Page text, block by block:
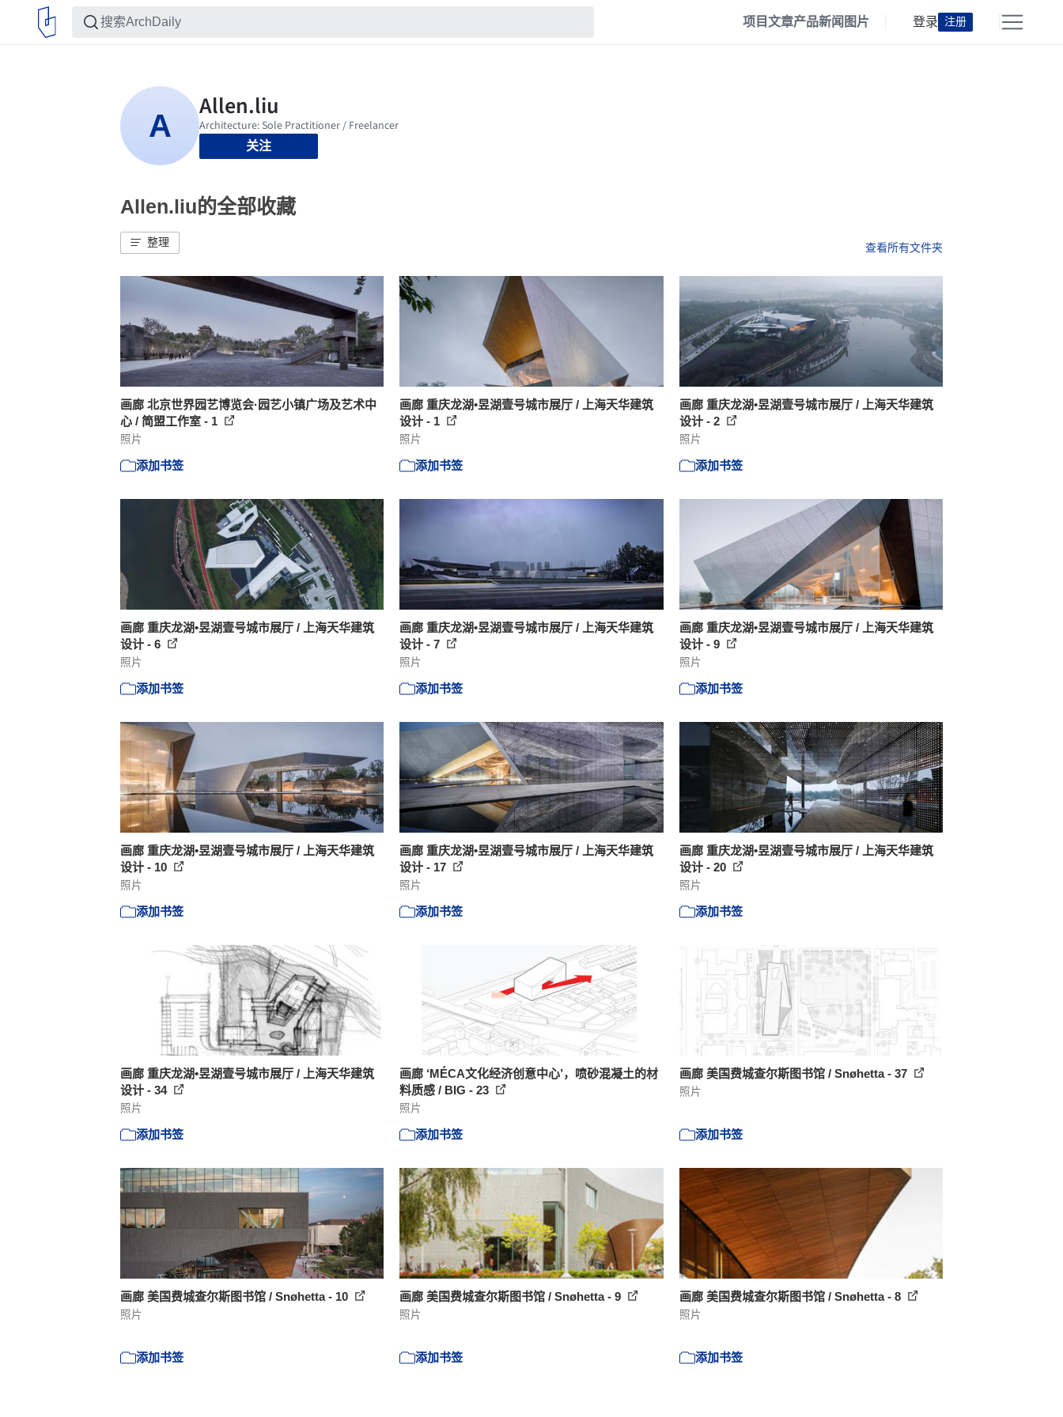
项目文章产品新闻 图片 登录 注册
关注
Allen.liu的全部收藏
整理 查看所有文件夹
画廊 北京世界园艺博览会·园艺小镇广场及艺术中
心 / 简盟工作室 - 1
照片
添加书签
画廊 重庆龙湖•昱湖壹号城市展厅 / 上海天华建筑
设计 - 1
照片
添加书签
画廊 重庆龙湖•昱湖壹号城市展厅 / 上海天华建筑
设计 - 2
照片
添加书签
画廊 重庆龙湖•昱湖壹号城市展厅 / 上海天华建筑
设计 - 6
照片
添加书签
画廊 重庆龙湖•昱湖壹号城市展厅 / 上海天华建筑
设计 - 7
照片
添加书签
画廊 重庆龙湖•昱湖壹号城市展厅 / 上海天华建筑
设计 - 9
照片
添加书签
画廊 重庆龙湖•昱湖壹号城市展厅 / 上海天华建筑
设计 - 10
照片
添加书签
画廊 重庆龙湖•昱湖壹号城市展厅 / 上海天华建筑
设计 - 17
照片
添加书签
画廊 重庆龙湖•昱湖壹号城市展厅 / 上海天华建筑
设计 - 20
照片
添加书签
画廊 重庆龙湖•昱湖壹号城市展厅 / 上海天华建筑
设计 - 34
照片
添加书签
画廊 ‘MÉCA文化经济创意中心’，喷砂混凝土的材
料质感 / BIG - 23
照片
添加书签
画廊 美国费城查尔斯图书馆 / Snøhetta - 37
照片
添加书签
画廊 美国费城查尔斯图书馆 / Snøhetta - 10
照片
添加书签
画廊 美国费城查尔斯图书馆 / Snøhetta - 9
照片
添加书签
画廊 美国费城查尔斯图书馆 / Snøhetta - 8
照片
添加书签